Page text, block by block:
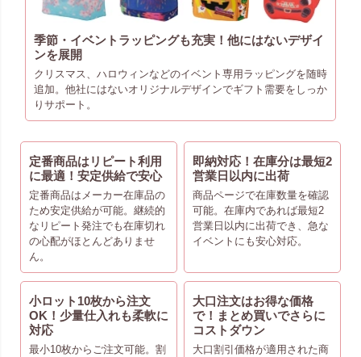
季節・イベントラッピングも充実！他にはないデザイ
ンを展開
クリスマス、ハロウィンなどのイベント専用ラッピングを随時
追加。他社にはないオリジナルデザインでギフト需要をしっか
りサポート。
定番商品はリピート利用
に最適！安定供給で安心
定番商品はメーカー在庫品の
ため安定供給が可能。継続的
なリピート発注でも在庫切れ
の心配がほとんどありませ
ん。
即納対応！在庫分は最短2
営業日以内に出荷
商品ページで在庫数量を確認
可能。在庫内であれば最短2
営業日以内に出荷でき、急な
イベントにも安心対応。
小ロット10枚から注文
OK！少量仕入れも柔軟に
対応
最小10枚からご注文可能。割
大口注文はお得な価格
で！まとめ買いでさらに
コストダウン
大口割引価格が適用された商